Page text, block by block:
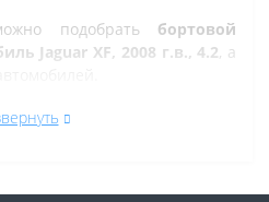
подобрать бортовой
Jaguar XF, 2008 г.в., 4.2, а
сталкиваются с